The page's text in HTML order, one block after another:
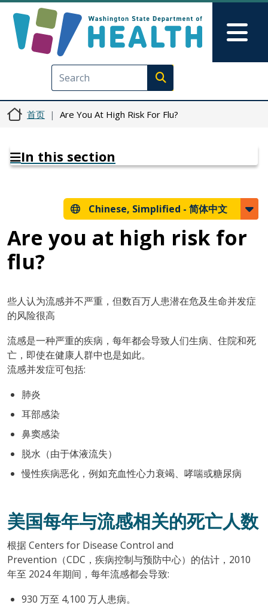
Execute search
首页 Are You At High Risk For Flu?
In this section
Chinese, Simplified - 简体中文
Are you at high risk for
flu?
些人认为流感并不严重，但数百万人患潜在危及生命并发症
的风险很高
流感是一种严重的疾病，每年都会导致人们生病、住院和死
亡，即使在健康人群中也是如此。
流感并发症可包括:
肺炎
耳部感染
鼻窦感染
脱水（由于体液流失）
慢性疾病恶化，例如充血性心力衰竭、哮喘或糖尿病
美国每年与流感相关的死亡人数
根据 Centers for Disease Control and
Prevention（CDC，疾病控制与预防中心）的估计，2010
年至 2024 年期间，每年流感都会导致:
930 万至 4,100 万人患病。